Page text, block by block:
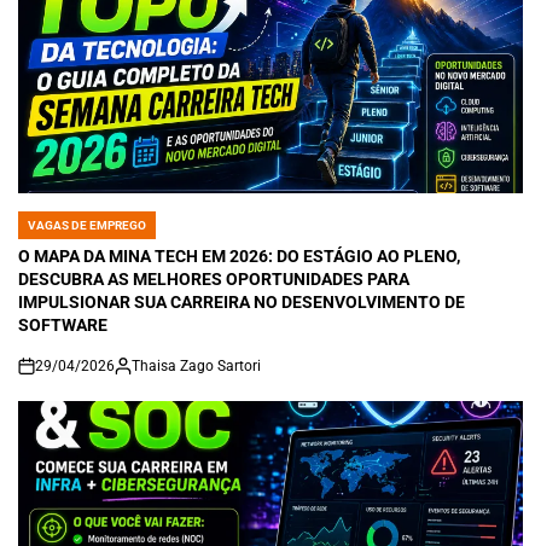
POSTED
IN
VAGAS DE EMPREGO
O MAPA DA MINA TECH EM 2026: DO ESTÁGIO AO PLENO,
DESCUBRA AS MELHORES OPORTUNIDADES PARA
IMPULSIONAR SUA CARREIRA NO DESENVOLVIMENTO DE
SOFTWARE
on
29/04/2026 Thaisa Zago Sartori